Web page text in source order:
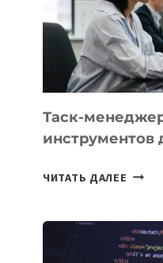
ЕМУ
УЖЕ
Таск-
инструментов
ЧИТАТЬ ДАЛЕЕ ТАСК-